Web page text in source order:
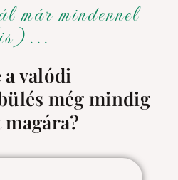
már mindennel
a valódi
még mindig